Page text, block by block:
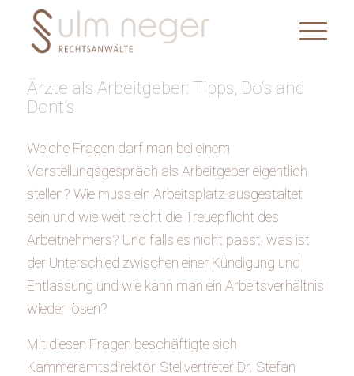
Ärzte als Arbeitgeber: Tipps, Do‘s and
Dont’s
Welche Fragen darf man bei einem
Vorstellungsgespräch als Arbeitgeber eigentlich
stellen? Wie muss ein Arbeitsplatz ausgestaltet
sein und wie weit reicht die Treuepflicht des
Arbeitnehmers? Und falls es nicht passt, was ist
der Unterschied zwischen einer Kündigung und
Entlassung und wie kann man ein Arbeitsverhältnis
wieder lösen?
Mit diesen Fragen beschäftigte sich
Kammeramtsdirektor-Stellvertreter Dr. Stefan